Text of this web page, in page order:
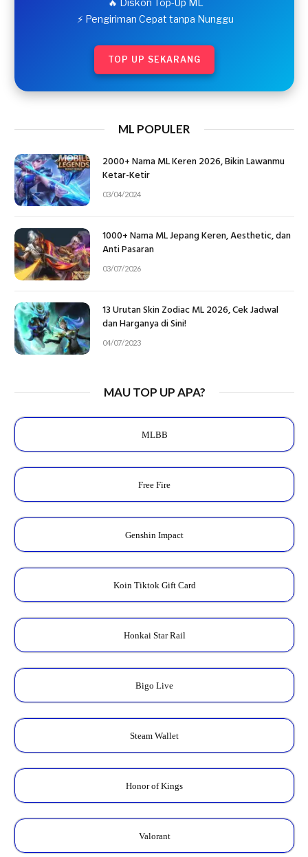
⚡ Pengiriman Cepat tanpa Nunggu
TOP UP SEKARANG
ML POPULER
2000+ Nama ML Keren 2026, Bikin Lawanmu
Ketar-Ketir
03/04/2024
1000+ Nama ML Jepang Keren, Aesthetic, dan
Anti Pasaran
03/07/2026
13 Urutan Skin Zodiac ML 2026, Cek Jadwal
dan Harganya di Sini!
04/07/2023
MAU TOP UP APA?
MLBB
Free Fire
Genshin Impact
Koin Tiktok Gift Card
Honkai Star Rail
Bigo Live
Steam Wallet
Honor of Kings
Valorant